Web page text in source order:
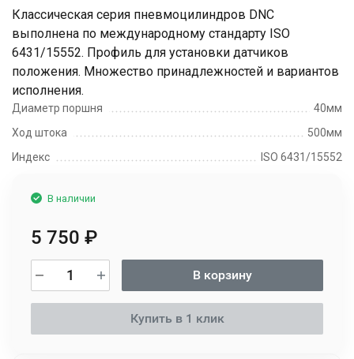
Классическая серия пневмоцилиндров DNC
выполнена по международному стандарту ISO
6431/15552. Профиль для установки датчиков
положения. Множество принадлежностей и вариантов
исполнения.
Диаметр поршня
40мм
Ход штока
500мм
Индекс
ISO 6431/15552
В наличии
5 750 ₽
В корзину
Купить в 1 клик